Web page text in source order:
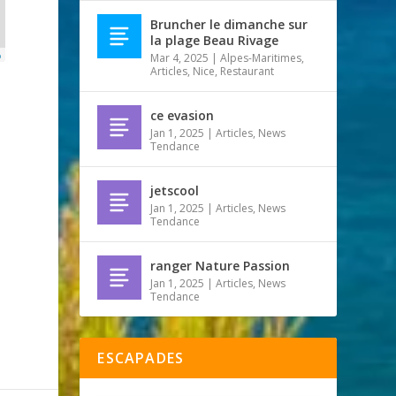
Bruncher le dimanche sur
la plage Beau Rivage
Mar 4, 2025 |Alpes-Maritimes,
Articles, Nice, Restaurant
ce evasion
Jan 1, 2025 |Articles, News
Tendance
jetscool
Jan 1, 2025 |Articles, News
Tendance
ranger Nature Passion
Jan 1, 2025 |Articles, News
Tendance
ESCAPADES